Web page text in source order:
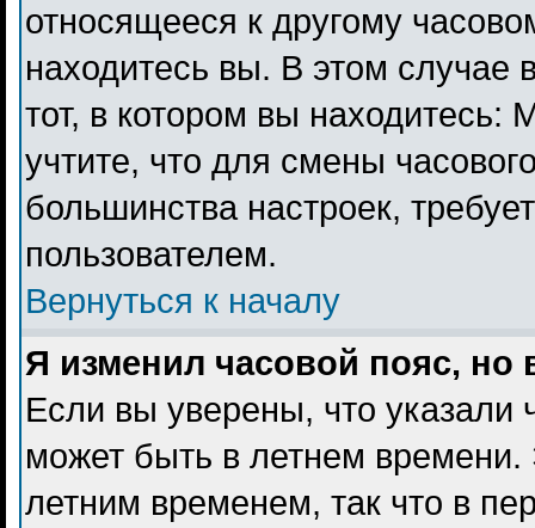
относящееся к другому
находитесь вы. В этом случае
тот, в котором вы находитесь:
учтите, что для смены
большинства настроек,
пользователем.
Вернуться к началу
Я изменил часовой пояс, но
Если вы уверены, что указали
может быть в летнем
летним временем, так что в